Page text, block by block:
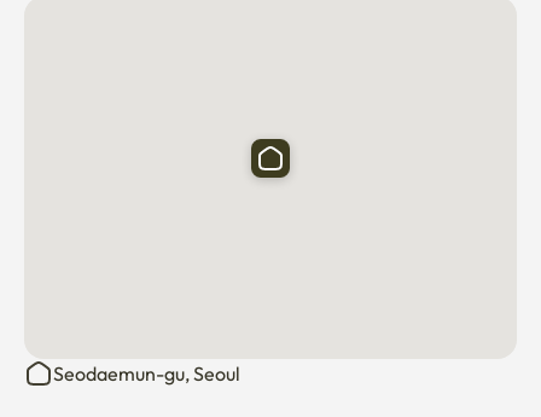
Seodaemun-gu, Seoul